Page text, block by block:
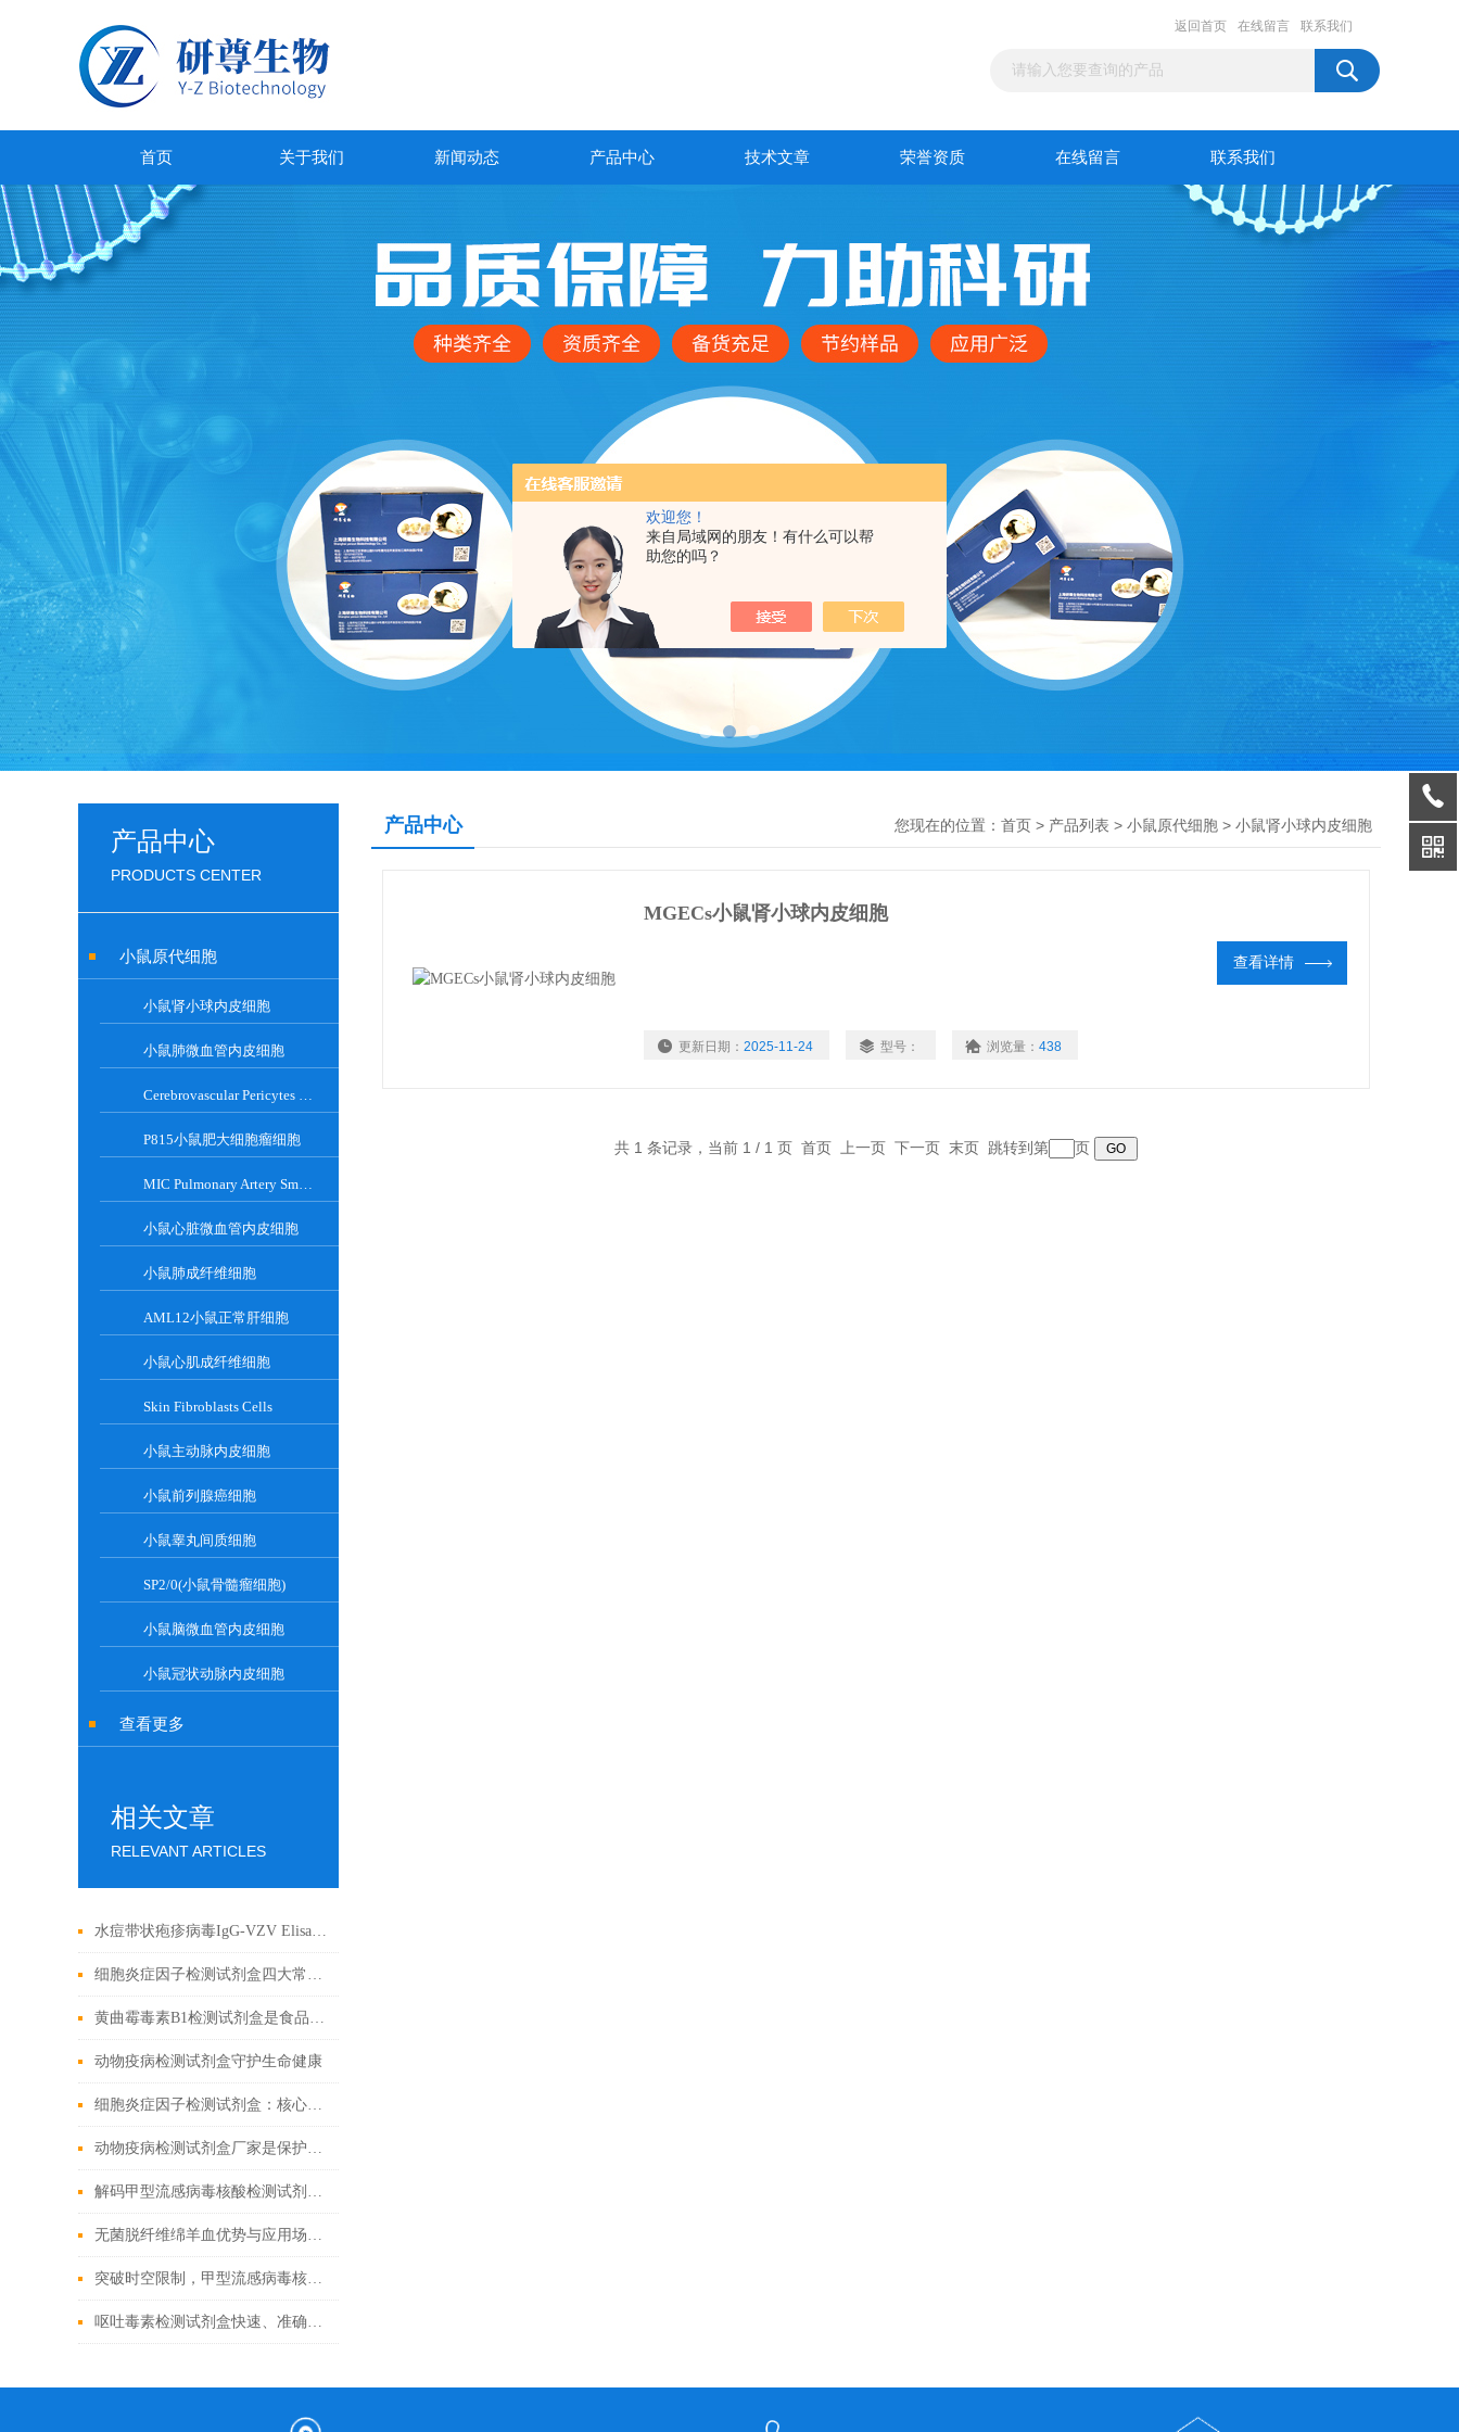
欢迎您！
来自局域网的朋友！有什么可以帮
助您的吗？
返回首页 在线留言 联系我们
首页 关于我们 新闻动态 产品中心 技术文章 荣誉资质 在线留言 联系我们
产品中心
PRODUCTS CENTER
小鼠原代细胞
小鼠肾小球内皮细胞
小鼠肺微血管内皮细胞
Cerebrovascular Pericytes Cells
P815小鼠肥大细胞瘤细胞
MIC Pulmonary Artery Smooth Muscle Cell
小鼠心脏微血管内皮细胞
小鼠肺成纤维细胞
AML12小鼠正常肝细胞
小鼠心肌成纤维细胞
Skin Fibroblasts Cells
小鼠主动脉内皮细胞
小鼠前列腺癌细胞
小鼠睾丸间质细胞
SP2/0(小鼠骨髓瘤细胞)
小鼠脑微血管内皮细胞
小鼠冠状动脉内皮细胞
查看更多
相关文章
RELEVANT ARTICLES
水痘带状疱疹病毒IgG-VZV Elisa检测试剂盒应用全解析
细胞炎症因子检测试剂盒四大常见问题解决办法
黄曲霉毒素B1检测试剂盒是食品安全的新工具
动物疫病检测试剂盒守护生命健康
细胞炎症因子检测试剂盒：核心技术与检测原理全解析
动物疫病检测试剂盒厂家是保护动物健康的重要环节
解码甲型流感病毒核酸检测试剂盒奥秘，精准锁定病毒
无菌脱纤维绵羊血优势与应用场景汇总
突破时空限制，甲型流感病毒核酸检测试剂盒的应用与发展
呕吐毒素检测试剂盒快速、准确检测粮食中的有害物质
产品中心 您现在的位置： 首页 > 产品列表 > 小鼠原代细胞 > 小鼠肾小球内皮细胞
MGECs小鼠肾小球内皮细胞
更新日期： 2025-11-24 型号： 浏览量： 438
查看详情
共 1 条记录，当前 1 / 1 页 首页 上一页 下一页 末页 跳转到第 页